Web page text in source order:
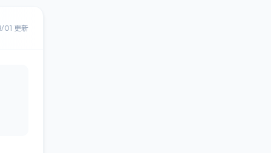
更新